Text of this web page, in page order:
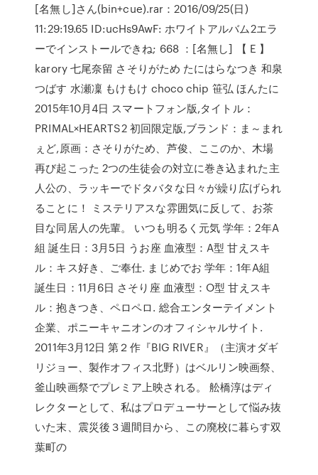
[名無し]さん(bin+cue).rar：2016/09/25(日)
11:29:19.65 ID:ucHs9AwF: ホワイトアルバム2エラ
ーでインストールできね; 668 ：[名無し] 【 E 】
karory 七尾奈留 さそりがため たにはらなつき 和泉
つばす 水瀬凜 もけもけ choco chip 笹弘 ほんたに
2015年10月4日 スマートフォン版,タイトル：
PRIMAL×HEARTS2 初回限定版,ブランド：ま～まれ
ぇど,原画：さそりがため、芦俊、ここのか、木場
再び起こった 2つの生徒会の対立に巻き込まれた主
人公の、ラッキーでドタバタな日々が繰り広げられ
ることに！ ミステリアスな雰囲気に反して、お茶
目な同居人の先輩。 いつも明るく元気 学年：2年A
組 誕生日：3月5日 うお座 血液型：A型 甘えスキ
ル：キス好き、ご奉仕. まじめでお 学年：1年A組
誕生日：11月6日 さそり座 血液型：O型 甘えスキ
ル：抱きつき、ペロペロ. 総合エンターテイメント
企業、ポニーキャニオンのオフィシャルサイト.
2011年3月12日 第２作『BIG RIVER』（主演オダギ
リジョー、製作オフィス北野）はベルリン映画祭、
釜山映画祭でプレミア上映される。 舩橋淳はディ
レクターとして、私はプロデューサーとして悩み抜
いた末、震災後３週間目から、この廃校に暮らす双
葉町の